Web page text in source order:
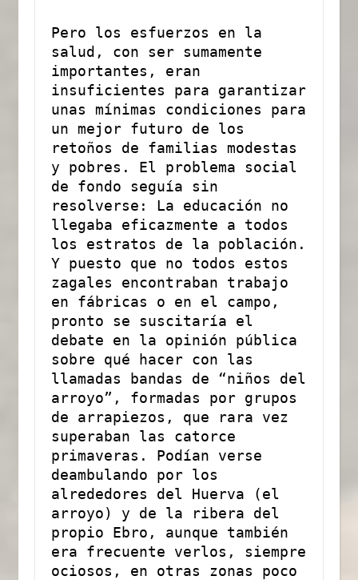
Pero los esfuerzos en la
salud, con ser sumamente
importantes, eran
insuficientes para garantizar
unas mínimas condiciones para
un mejor futuro de los
retoños de familias modestas
y pobres. El problema social
de fondo seguía sin
resolverse: La educación no
llegaba eficazmente a todos
los estratos de la población.
Y puesto que no todos estos
zagales encontraban trabajo
en fábricas o en el campo,
pronto se suscitaría el
debate en la opinión pública
sobre qué hacer con las
llamadas bandas de “niños del
arroyo”, formadas por grupos
de arrapiezos, que rara vez
superaban las catorce
primaveras. Podían verse
deambulando por los
alrededores del Huerva (el
arroyo) y de la ribera del
propio Ebro, aunque también
era frecuente verlos, siempre
ociosos, en otras zonas poco